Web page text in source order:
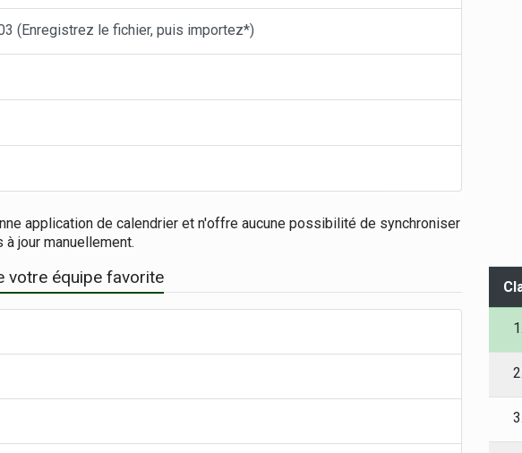
(Enregistrez le fichier, puis importez*)
application de calendrier et n'offre aucune possibilité de synchroniser
jour manuellement.
votre équipe favorite
1.
2.
3.